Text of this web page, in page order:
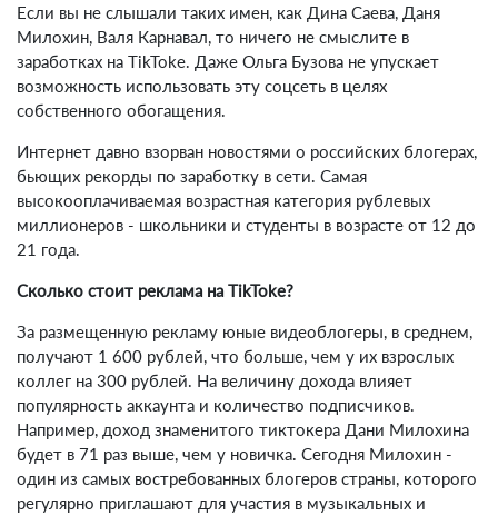
Если вы не слышали таких имен, как Дина Саева, Даня
Милохин, Валя Карнавал, то ничего не смыслите в
заработках на TikTokе. Даже Ольга Бузова не упускает
возможность использовать эту соцсеть в целях
собственного обогащения.
Интернет давно взорван новостями о российских блогерах,
бьющих рекорды по заработку в сети. Самая
высокооплачиваемая возрастная категория рублевых
миллионеров - школьники и студенты в возрасте от 12 до
21 года.
Сколько стоит реклама на TikTokе?
За размещенную рекламу юные видеоблогеры, в среднем,
получают 1 600 рублей, что больше, чем у их взрослых
коллег на 300 рублей. На величину дохода влияет
популярность аккаунта и количество подписчиков.
Например, доход знаменитого тиктокера Дани Милохина
будет в 71 раз выше, чем у новичка. Сегодня Милохин -
один из самых востребованных блогеров страны, которого
регулярно приглашают для участия в музыкальных и